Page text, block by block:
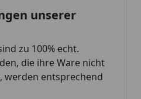
unserer
zu 100% echt.
die ihre Ware nicht
werden entsprechend